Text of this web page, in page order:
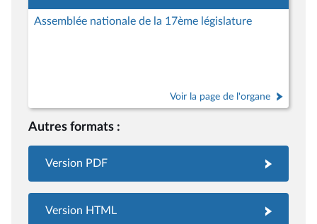
Assemblée nationale de la 17ème législature
Voir la page de l'organe
Autres formats :
Version PDF
Version HTML